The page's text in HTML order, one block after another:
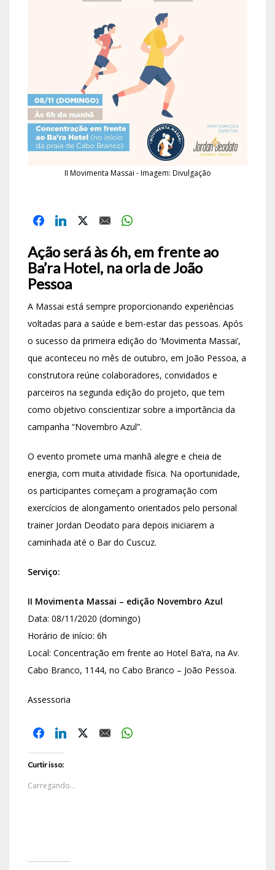
II Movimenta Massai - Imagem: Divulgação
Ação será às 6h, em frente ao
Ba’ra Hotel, na orla de João
Pessoa
A Massai está sempre proporcionando experiências
voltadas para a saúde e bem-estar das pessoas. Após
o sucesso da primeira edição do ‘Movimenta Massai’,
que aconteceu no mês de outubro, em João Pessoa, a
construtora reúne colaboradores, convidados e
parceiros na segunda edição do projeto, que tem
como objetivo conscientizar sobre a importância da
campanha “Novembro Azul”.
O evento promete uma manhã alegre e cheia de
energia, com muita atividade física. Na oportunidade,
os participantes começam a programação com
exercícios de alongamento orientados pelo personal
trainer Jordan Deodato para depois iniciarem a
caminhada até o Bar do Cuscuz.
Serviço:
II Movimenta Massai – edição Novembro Azul
Data: 08/11/2020 (domingo)
Horário de início: 6h
Local: Concentração em frente ao Hotel Ba’ra, na Av.
Cabo Branco, 1144, no Cabo Branco – João Pessoa.
Assessoria
Curtir isso:
Carregando...